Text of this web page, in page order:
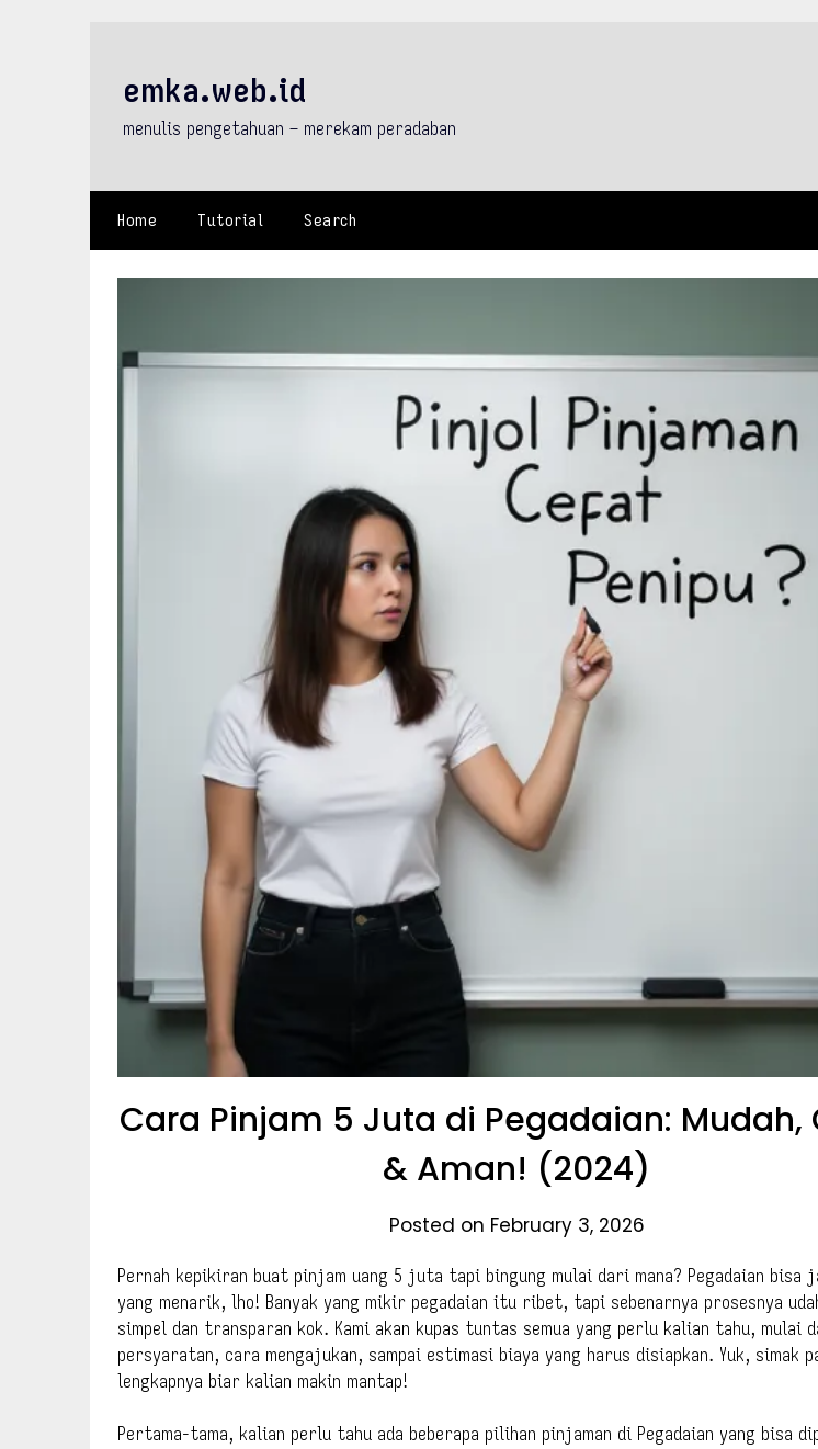
emka.web.id
menulis pengetahuan – merekam peradaban
Home Tutorial Search
Cara Pinjam 5 Juta di Pegadaian: Mudah,
& Aman! (2024)
Posted on February 3, 2026
Pernah kepikiran buat pinjam uang 5 juta tapi bingung mulai dari mana? Pegadaian bisa
yang menarik, lho! Banyak yang mikir pegadaian itu ribet, tapi sebenarnya prosesnya
simpel dan transparan kok. Kami akan kupas tuntas semua yang perlu kalian tahu, mulai
persyaratan, cara mengajukan, sampai estimasi biaya yang harus disiapkan. Yuk, simak
lengkapnya biar kalian makin mantap!
Pertama-tama, kalian perlu tahu ada beberapa pilihan pinjaman di Pegadaian yang bisa